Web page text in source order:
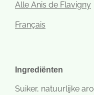
Alle Anis de Flavigny
Français
Ingrediënten
Suiker, natuurlijke